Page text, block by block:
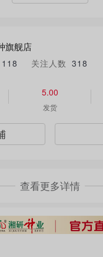
旗舰店
118 关注人数 318
5.00
发货
查看更多详情